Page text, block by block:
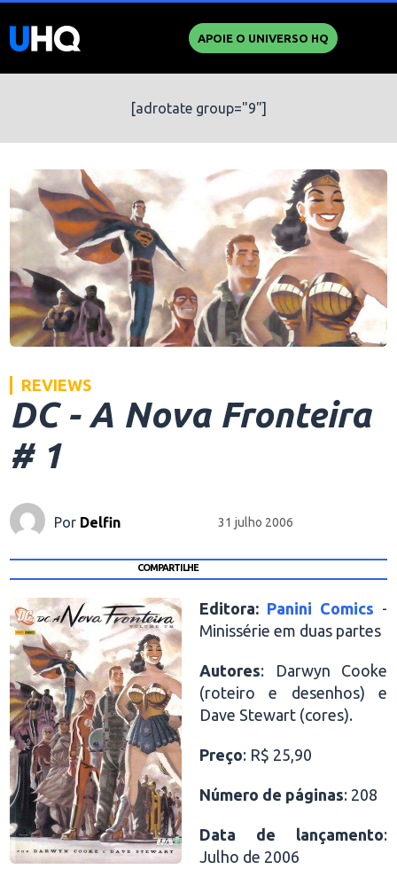
APOIE O UNIVERSO HQ
[adrotate group="9"]
REVIEWS
DC - A Nova Fronteira
# 1
Por Delfin 31 julho 2006
COMPARTILHE
Editora: Panini Comics -
Minissérie em duas partes
Autores: Darwyn Cooke
(roteiro e desenhos) e
Dave Stewart (cores).
Preço: R$ 25,90
Número de páginas: 208
Data de lançamento:
Julho de 2006